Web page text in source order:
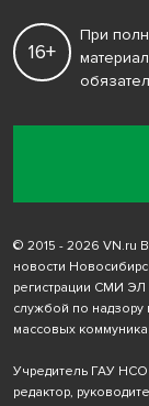
16+
При
© 2015 - 2026 VN.ru
новости
регистрации СМИ
службой по
массовых
Учредитель ГАУ НСО
редактор,